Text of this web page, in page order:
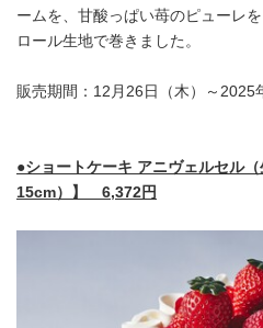
ームを、甘酸っぱい苺のピューレ
ロール生地で巻きました。
販売期間：12月26日（木）～2025
●ショートケーキ アニヴェルセル
15cm）】 6,372 円